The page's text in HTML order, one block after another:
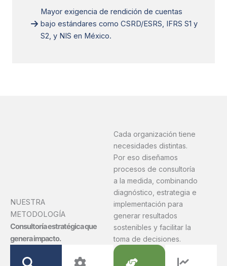
Mayor exigencia de rendición de cuentas
bajo estándares como CSRD/ESRS, IFRS S1 y
S2, y NIS en México.
NUESTRA
METODOLOGÍA
Consultoría estratégica que
genera impacto.
Cada organización tiene
necesidades distintas.
Por eso diseñamos
procesos de consultoría
a la medida, combinando
diagnóstico, estrategia e
implementación para
generar resultados
sostenibles y facilitar la
toma de decisiones.